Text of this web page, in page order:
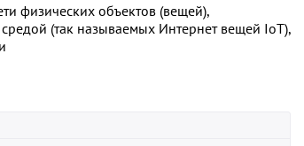
физических объектов (вещей),
(так называемых Интернет вещей IoT),